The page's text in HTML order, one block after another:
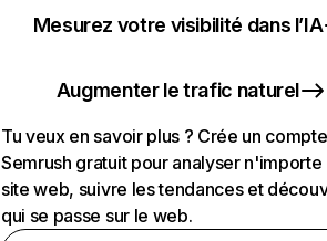
Mesurez votre visibilité dans l’IA
Augmenter le trafic naturel
Tu veux en savoir plus ? Crée un compte
Semrush gratuit pour analyser n'importe
site web, suivre les tendances et
qui se passe sur le web.